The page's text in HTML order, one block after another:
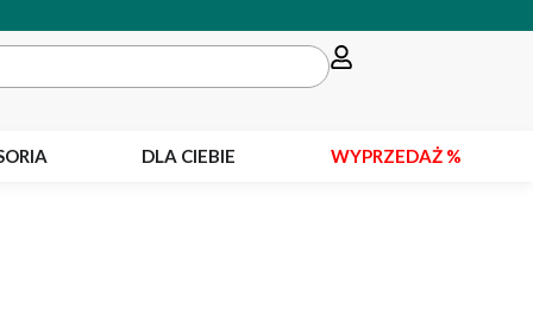
DLA CIEBIE WYPRZEDAŻ %